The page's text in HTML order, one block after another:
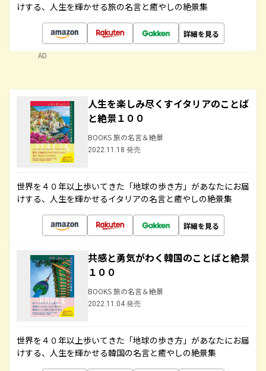
けする、人生を輝かせる旅の名言と癒やしの絶景集
詳細を見る
AD
人生を楽しみ尽くすイタリアのことば
と絶景１００
BOOKS 旅の名言＆絶景
2022.11.18 発売
世界を４０年以上歩いてきた「地球の歩き方」があなたにお届
けする、人生を輝かせるイタリアの名言と癒やしの絶景集
詳細を見る
共感と勇気がわく韓国のことばと絶景
１００
BOOKS 旅の名言＆絶景
2022.11.04 発売
世界を４０年以上歩いてきた「地球の歩き方」があなたにお届
けする、人生を輝かせる韓国の名言と癒やしの絶景集